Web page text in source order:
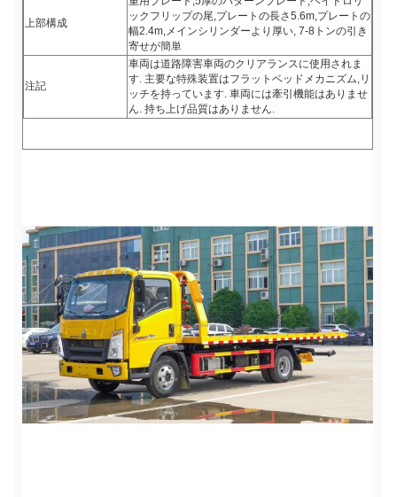
上部構成
ックフリップの尾,プレートの長さ5.6m,プレートの
幅2.4m,メインシリンダーより厚い, 7-8トンの引き
寄せが簡単
注記
車両は道路障害車両のクリアランスに使用されま
す. 主要な特殊装置はフラットベッドメカニズム,リ
ッチを持っています. 車両には牽引機能はありませ
ん. 持ち上げ品質はありません.